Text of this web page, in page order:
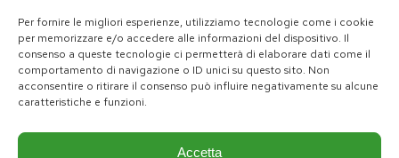
Per fornire le migliori esperienze, utilizziamo tecnologie come i cookie
per memorizzare e/o accedere alle informazioni del dispositivo. Il
consenso a queste tecnologie ci permetterà di elaborare dati come il
comportamento di navigazione o ID unici su questo sito. Non
acconsentire o ritirare il consenso può influire negativamente su alcune
caratteristiche e funzioni.
Accetta
pd@consiglio.regione.lombardia.it
ufficiostampa.pd@consiglio.regione.lombardia.it
Pagine Facebook Gruppo Consiliare PD LombardiaPagina Messenger Gruppo Consiliare PD LombardiaPagina Instagram Gruppo PD LombardiaPagina Youtube Gruppo PD Lombardia